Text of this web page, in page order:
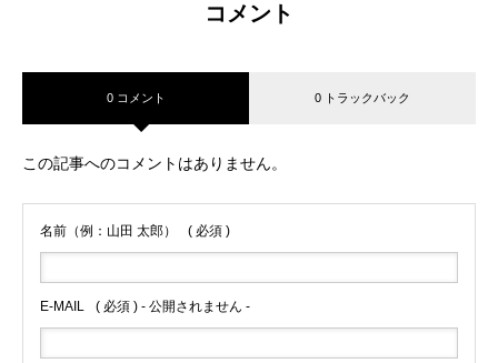
コメント
0 コメント 0 トラックバック
この記事へのコメントはありません。
名前（例：山田 太郎） ( 必須 )
E-MAIL ( 必須 ) - 公開されません -